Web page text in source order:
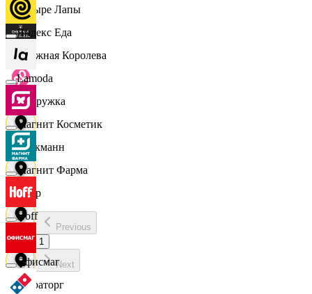
Четыре Лапы
Снежная Королева
Подружка
Стокманн
Cпар
demo
Мираторг
Яндекс Еда
Lamoda
Магнит Косметик
Магнит Фарма
Hoff
Офисмаг
Previous
1
Next